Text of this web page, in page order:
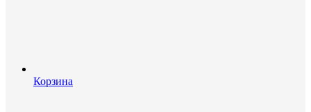
Корзина